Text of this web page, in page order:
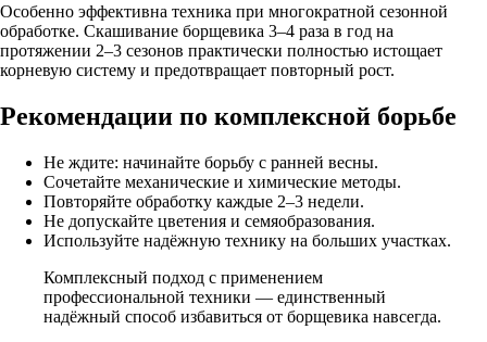
Особенно эффективна техника при многократной сезонной
обработке. Скашивание борщевика 3–4 раза в год на
протяжении 2–3 сезонов практически полностью истощает
корневую систему и предотвращает повторный рост.
Рекомендации по комплексной борьбе
Не ждите: начинайте борьбу с ранней весны.
Сочетайте механические и химические методы.
Повторяйте обработку каждые 2–3 недели.
Не допускайте цветения и семяобразования.
Используйте надёжную технику на больших участках.
Комплексный подход с применением
профессиональной техники — единственный
надёжный способ избавиться от борщевика навсегда.